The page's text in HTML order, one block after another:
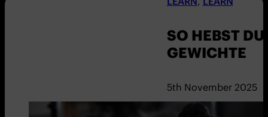
SO HEBST
GEWICHTE
5th November 2025